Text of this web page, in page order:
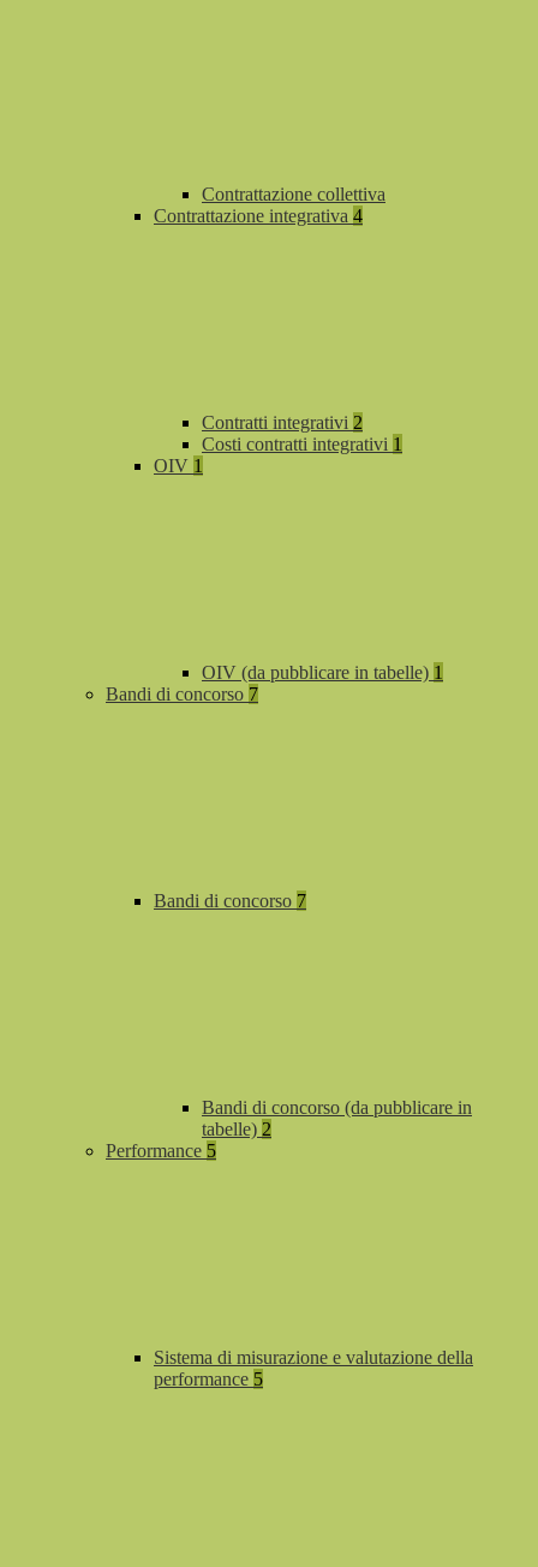
Contrattazione collettiva
Contrattazione integrativa 4
Contratti integrativi 2
Costi contratti integrativi 1
OIV 1
OIV (da pubblicare in tabelle) 1
Bandi di concorso 7
Bandi di concorso 7
Bandi di concorso (da pubblicare in
tabelle) 2
Performance 5
Sistema di misurazione e valutazione della
performance 5